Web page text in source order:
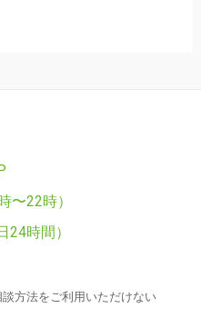
〜22時）
24時間）
方法をご利用いただけない